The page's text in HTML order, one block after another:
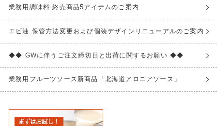
業務用調味料 終売商品5アイテムのご案内
エビ油 保管方法変更および個装デザインリニューアルのご案内
◆◆ GWに伴うご注文締切日と出荷に関するお願い ◆◆
業務用フルーツソース新商品「北海道アロニアソース」